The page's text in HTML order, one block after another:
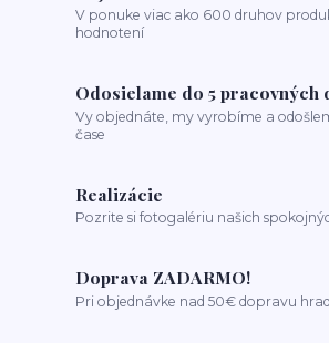
V ponuke viac ako 600 druhov
hodnotení
Odosielame do 5 pracovných
Vy objednáte, my vyrobíme a
čase
Realizácie
Pozrite si fotogalériu našich
Doprava ZADARMO!
Pri objednávke nad 50€ dopravu